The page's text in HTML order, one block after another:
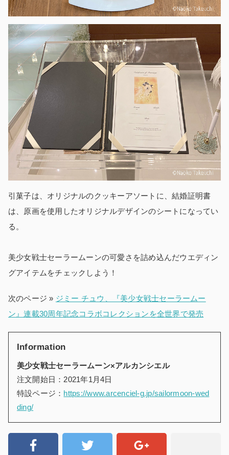
引菓子は、オリジナルのクッキーアソートに、結婚証明書
は、原画を使用したオリジナルデザインのシートになってい
る。
美少女戦士セーラームーンの可愛さを詰め込んだウエディン
グアイテムをチェックしよう！
次のページ » ジミー チュウ、『美少女戦士セーラームー
ン』連載30周年記念コラボコレクションを全世界で発売
Information
美少女戦士セーラームーン×アルカンシエル
注文開始日：2021年1月4日
特設ページ： https://www.arcenciel-g.jp/sailormoon-wed
ding/